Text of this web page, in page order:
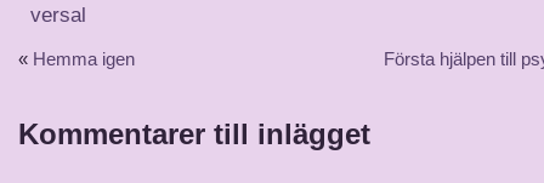
versal
« Hemma igen Första hjälpen till
Kommentarer till inlägget